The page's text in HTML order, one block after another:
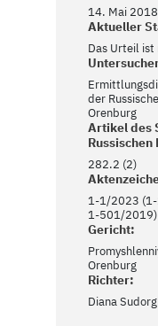
14. Mai 2018
Aktueller
Das Urteil
der
Orenburg
Artikel des
282.2 (2)
1-1/2023
1-501/2019)
Gericht:
Orenburg
Richter:
Diana